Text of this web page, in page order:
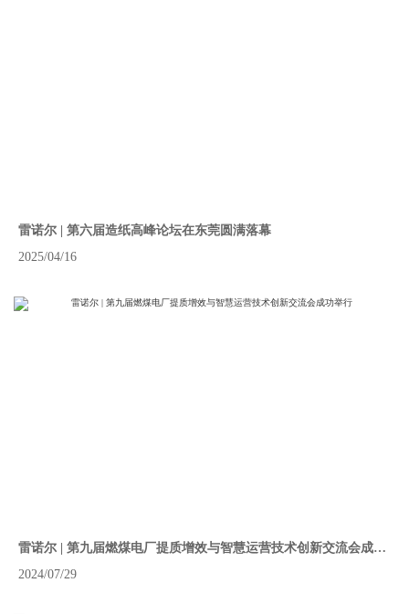
雷诺尔 | 第六届造纸高峰论坛在东莞圆满落幕
2025/04/16
雷诺尔 | 第九届燃煤电厂提质增效与智慧运营技术创新交流会成功
2024/07/29